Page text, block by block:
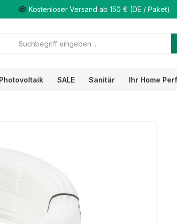
Kostenloser Versand ab 150 € (DE / Paket)
Photovoltaik SALE Sanitär Ihr Home